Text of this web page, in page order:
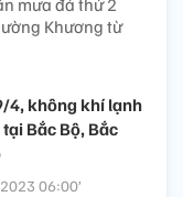
mưa đá thứ 2
Khương từ
4, không khí lạnh
Bắc Bộ, Bắc
06:00’